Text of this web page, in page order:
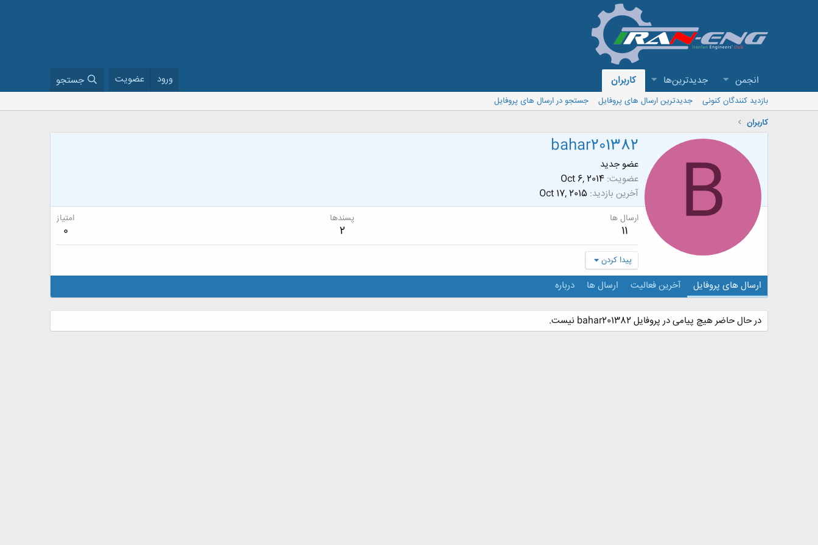
انجمن جدیدترین‌ها کاربران ورود عضویت جستجو
بازدید کنندگان کنونی جدیدترین ارسال های پروفایل
جستجو در ارسال های پروفایل
کاربران
B
bahar201382
عضو جدید
عضویت Oct 6, 2014
آخرین بازدید Oct 17, 2015
ارسال ها
11
پسندها
2
امتیاز
0
پیدا کردن
ارسال های پروفایل آخرین فعالیت ارسال ها درباره
در حال حاضر هیچ پیامی در پروفایل bahar201382 نیست.